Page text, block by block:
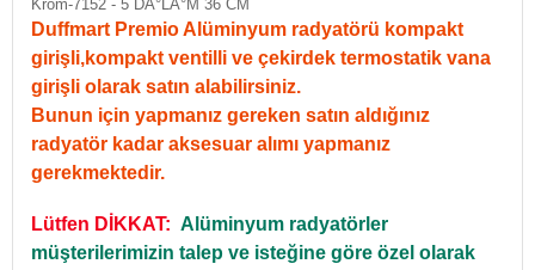
Duffmart Premio Alüminyum radyatörü kompakt
girişli,kompakt ventilli ve çekirdek termostatik vana
girişli olarak satın alabilirsiniz.
Bunun için yapmanız gereken satın aldığınız
radyatör kadar aksesuar alımı yapmanız
gerekmektedir.
Lütfen DİKKAT: Alüminyum radyatörler
müşterilerimizin talep ve isteğine göre özel olarak